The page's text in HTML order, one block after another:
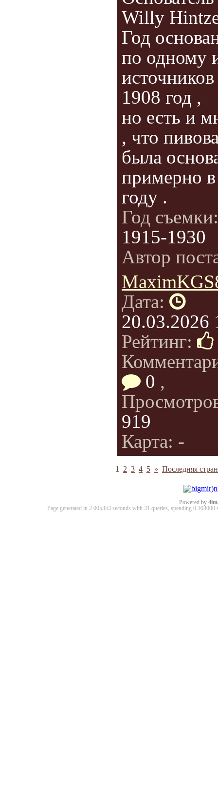
Willy
Год
по одному
1908 год ,
но есть и
, что
была
примерно
году .
Год
1915-1930
Автор
Дата:
20.03.2026
Рейтинг:
0 ,
919
Карта: -
1 2 3 4 5 » Последняя
Powered by
Page generated in 2.005353 seconds with 31 queries, spending